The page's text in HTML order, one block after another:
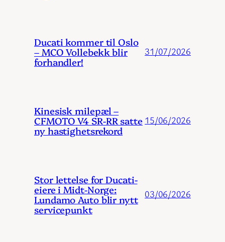
Ducati kommer til Oslo
– MCO Vollebekk blir
forhandler!
31/07/2026
Kinesisk milepæl –
CFMOTO V4 SR-RR satte
ny hastighetsrekord
15/06/2026
Stor lettelse for Ducati-
eiere i Midt-Norge:
Lundamo Auto blir nytt
servicepunkt
03/06/2026